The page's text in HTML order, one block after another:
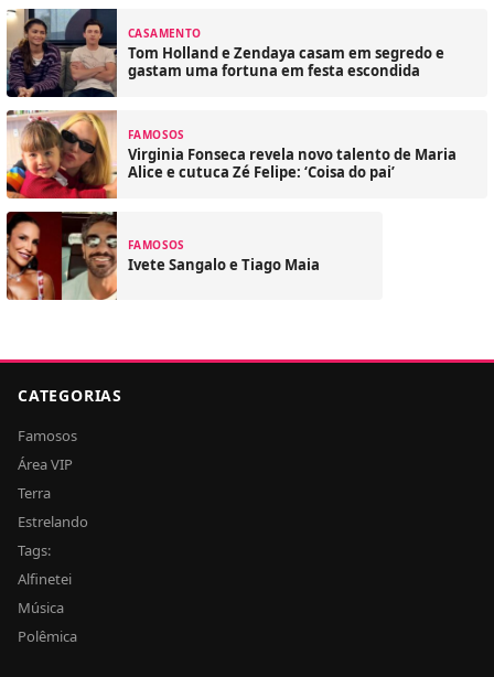
CASAMENTO
Tom Holland e Zendaya casam em segredo e
gastam uma fortuna em festa escondida
FAMOSOS
Virginia Fonseca revela novo talento de Maria
Alice e cutuca Zé Felipe: ‘Coisa do pai’
FAMOSOS
Ivete Sangalo e Tiago Maia
CATEGORIAS
Famosos
Área VIP
Terra
Estrelando
Tags:
Alfinetei
Música
Polêmica